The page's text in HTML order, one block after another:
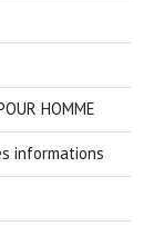
HOMME
informations